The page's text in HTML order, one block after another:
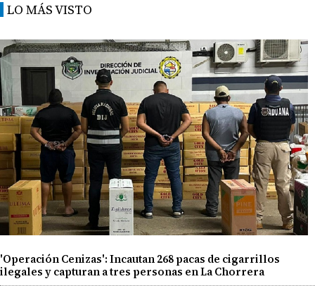
LO MÁS VISTO
'Operación Cenizas': Incautan 268 pacas de cigarrillos
ilegales y capturan a tres personas en La Chorrera